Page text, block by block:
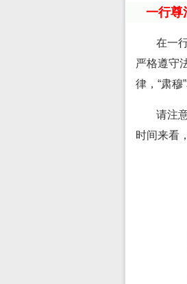
一行尊
在一
严格遵守
律，“肃穆
请注
时间来看